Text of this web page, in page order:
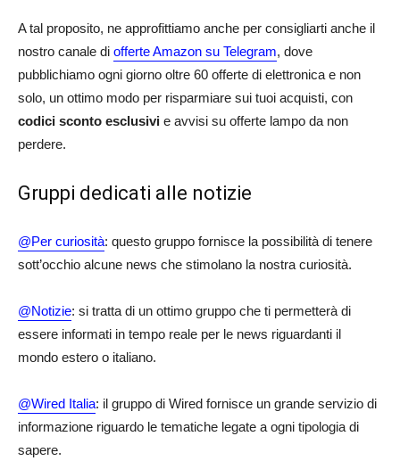
A tal proposito, ne approfittiamo anche per consigliarti anche il
nostro canale di offerte Amazon su Telegram, dove
pubblichiamo ogni giorno oltre 60 offerte di elettronica e non
solo, un ottimo modo per risparmiare sui tuoi acquisti, con
codici sconto esclusivi e avvisi su offerte lampo da non
perdere.
Gruppi dedicati alle notizie
@Per curiosità: questo gruppo fornisce la possibilità di tenere
sott’occhio alcune news che stimolano la nostra curiosità.
@Notizie: si tratta di un ottimo gruppo che ti permetterà di
essere informati in tempo reale per le news riguardanti il
mondo estero o italiano.
@Wired Italia: il gruppo di Wired fornisce un grande servizio di
informazione riguardo le tematiche legate a ogni tipologia di
sapere.